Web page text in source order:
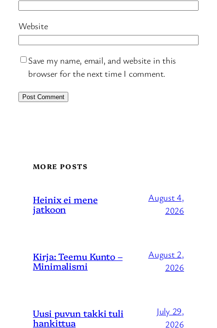
Website
Save my name, email, and website in this
browser for the next time I comment.
MORE POSTS
Heinix ei mene
jatkoon
August 4,
2026
Kirja: Teemu Kunto –
Minimalismi
August 2,
2026
Uusi puvun takki tuli
hankittua
July 29,
2026